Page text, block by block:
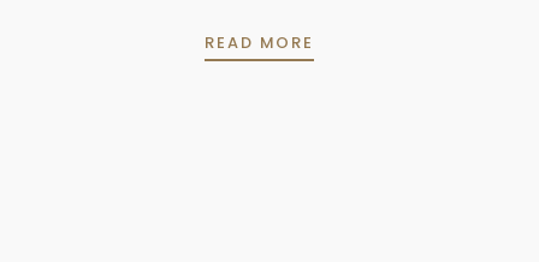
READ MORE